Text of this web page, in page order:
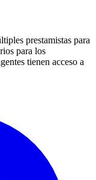
prestamistas para
para los
tienen acceso a